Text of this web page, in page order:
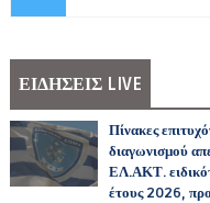
ΕΙΔΗΣΕΙΣ LIVE
Πίνακες
διαγωνισμού
ΕΛ.ΑΚΤ.
έτους 2026,